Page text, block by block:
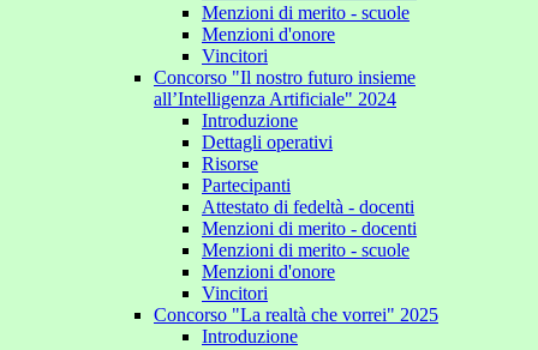
Menzioni di merito - scuole
Menzioni d'onore
Vincitori
Concorso "Il nostro futuro insieme
all’Intelligenza Artificiale" 2024
Introduzione
Dettagli operativi
Risorse
Partecipanti
Attestato di fedeltà - docenti
Menzioni di merito - docenti
Menzioni di merito - scuole
Menzioni d'onore
Vincitori
Concorso "La realtà che vorrei" 2025
Introduzione